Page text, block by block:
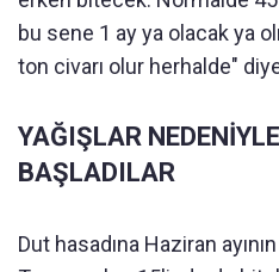
bu sene 1 ay ya olacak ya
ton civarı olur herhalde"
YAĞIŞLAR
BAŞLADILAR
Dut hasadına Haziran